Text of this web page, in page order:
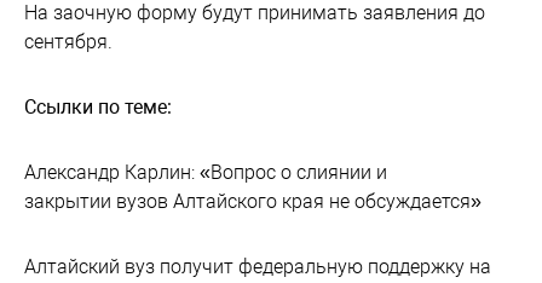
На заочную форму будут принимать заявления до
сентября.
Ссылки по теме:
Александр Карлин: «Вопрос о слиянии и
закрытии вузов Алтайского края не обсуждается»
Алтайский вуз получит федеральную поддержку на